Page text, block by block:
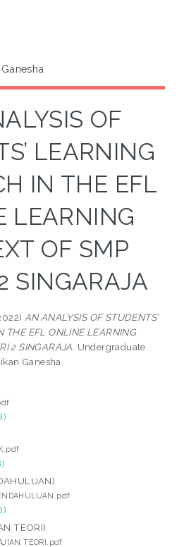
OF
LEARNING
IN THE EFL
LEARNING
OF SMP
SINGARAJA
AN ANALYSIS OF STUDENTS’
THE EFL ONLINE LEARNING
2 SINGARAJA. Undergraduate
Ganesha.
TEORI)
TEORI.pdf